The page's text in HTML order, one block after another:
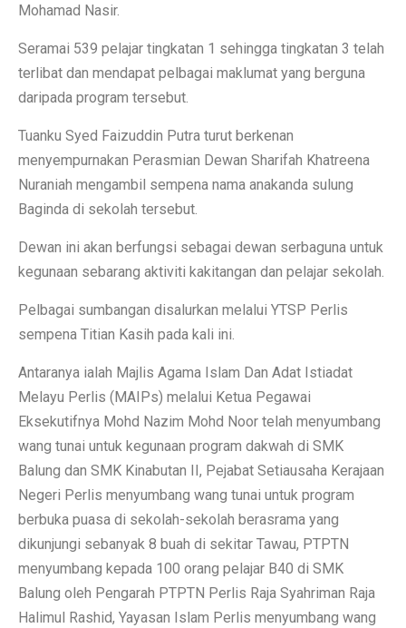
Mohamad Nasir.
Seramai 539 pelajar tingkatan 1 sehingga tingkatan 3 telah
terlibat dan mendapat pelbagai maklumat yang berguna
daripada program tersebut.
Tuanku Syed Faizuddin Putra turut berkenan
menyempurnakan Perasmian Dewan Sharifah Khatreena
Nuraniah mengambil sempena nama anakanda sulung
Baginda di sekolah tersebut.
Dewan ini akan berfungsi sebagai dewan serbaguna untuk
kegunaan sebarang aktiviti kakitangan dan pelajar sekolah.
Pelbagai sumbangan disalurkan melalui YTSP Perlis
sempena Titian Kasih pada kali ini.
Antaranya ialah Majlis Agama Islam Dan Adat Istiadat
Melayu Perlis (MAIPs) melalui Ketua Pegawai
Eksekutifnya Mohd Nazim Mohd Noor telah menyumbang
wang tunai untuk kegunaan program dakwah di SMK
Balung dan SMK Kinabutan II, Pejabat Setiausaha Kerajaan
Negeri Perlis menyumbang wang tunai untuk program
berbuka puasa di sekolah-sekolah berasrama yang
dikunjungi sebanyak 8 buah di sekitar Tawau, PTPTN
menyumbang kepada 100 orang pelajar B40 di SMK
Balung oleh Pengarah PTPTN Perlis Raja Syahriman Raja
Halimul Rashid, Yayasan Islam Perlis menyumbang wang